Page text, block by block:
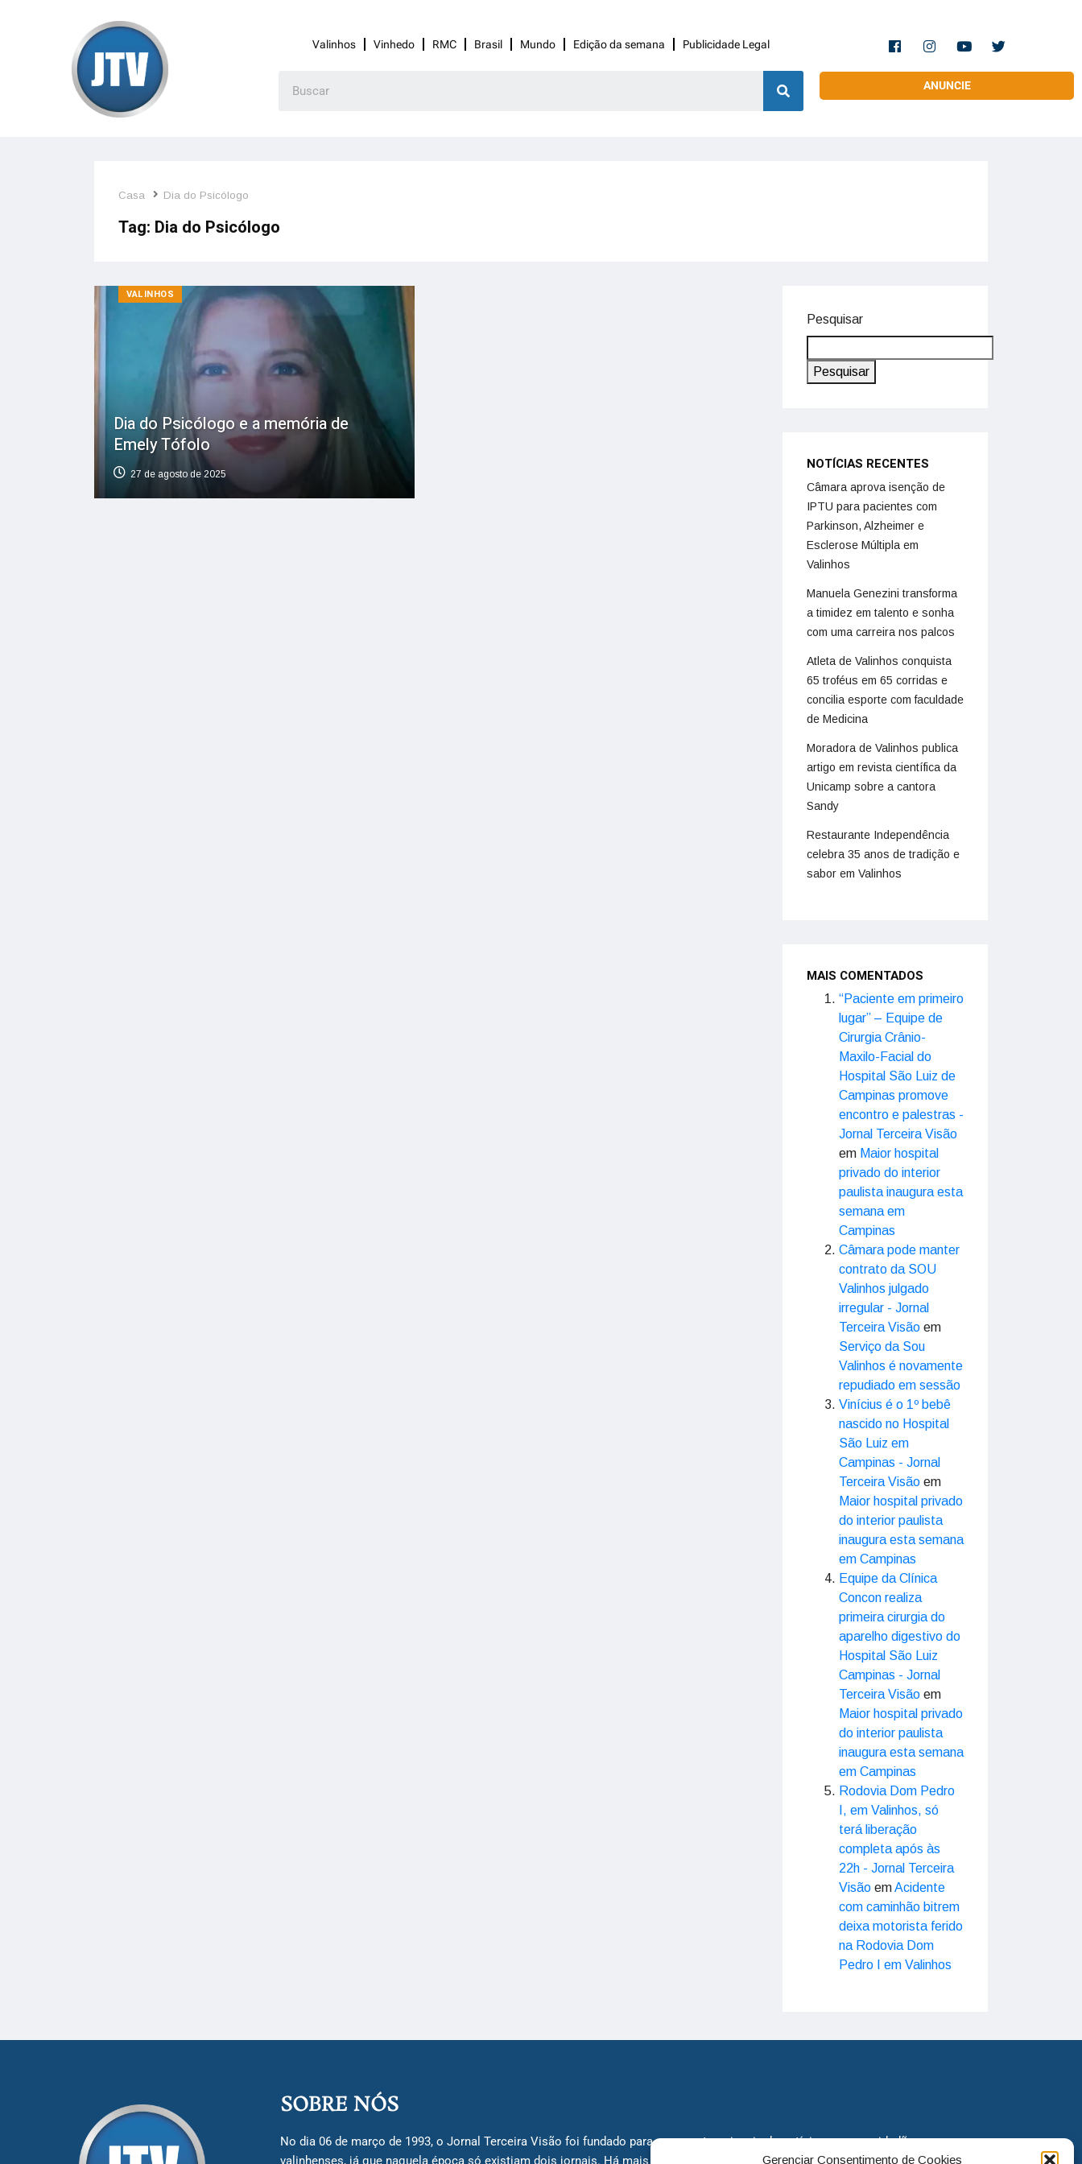
Gerenciar Consentimento de Cookies
Valinhos Vinhedo RMC Brasil Mundo Edição da semana Publicidade Legal
ANUNCIE
Casa Dia do Psicólogo
Tag: Dia do Psicólogo
VALINHOS
Dia do Psicólogo e a memória de
Emely Tófolo
27 de agosto de 2025
Pesquisar
Pesquisar
NOTÍCIAS RECENTES
Câmara aprova isenção de
IPTU para pacientes com
Parkinson, Alzheimer e
Esclerose Múltipla em
Valinhos
Manuela Genezini transforma
a timidez em talento e sonha
com uma carreira nos palcos
Atleta de Valinhos conquista
65 troféus em 65 corridas e
concilia esporte com faculdade
de Medicina
Moradora de Valinhos publica
artigo em revista científica da
Unicamp sobre a cantora
Sandy
Restaurante Independência
celebra 35 anos de tradição e
sabor em Valinhos
MAIS COMENTADOS
“Paciente em primeiro
lugar” – Equipe de
Cirurgia Crânio-
Maxilo-Facial do
Hospital São Luiz de
Campinas promove
encontro e palestras -
Jornal Terceira Visão
em Maior hospital
privado do interior
paulista inaugura esta
semana em
Campinas
Câmara pode manter
contrato da SOU
Valinhos julgado
irregular - Jornal
Terceira Visão em
Serviço da Sou
Valinhos é novamente
repudiado em sessão
Vinícius é o 1º bebê
nascido no Hospital
São Luiz em
Campinas - Jornal
Terceira Visão em
Maior hospital privado
do interior paulista
inaugura esta semana
em Campinas
Equipe da Clínica
Concon realiza
primeira cirurgia do
aparelho digestivo do
Hospital São Luiz
Campinas - Jornal
Terceira Visão em
Maior hospital privado
do interior paulista
inaugura esta semana
em Campinas
Rodovia Dom Pedro
I, em Valinhos, só
terá liberação
completa após às
22h - Jornal Terceira
Visão emAcidente
com caminhão bitrem
deixa motorista ferido
na Rodovia Dom
Pedro I em Valinhos
SOBRE NÓS
No dia 06 de março de 1993, o Jornal Terceira Visão foi fundado para ser uma terceira via de notícias para os cidadãos
valinhenses, já que naquela época só existiam dois jornais. Há mais de 30 anos, o jornal continua assumindo o papel